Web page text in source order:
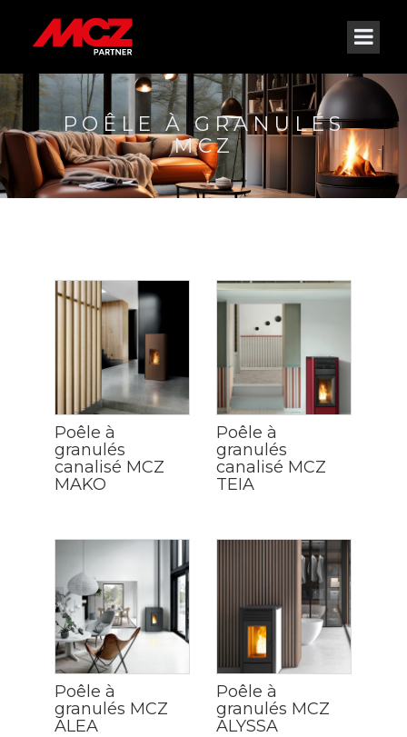
POÊLE À GRANULÉS
MCZ
Poêle à
granulés
canalisé MCZ
MAKO
Poêle à
granulés
canalisé MCZ
TEIA
Poêle à
granulés MCZ
ALEA
Poêle à
granulés MCZ
ALYSSA